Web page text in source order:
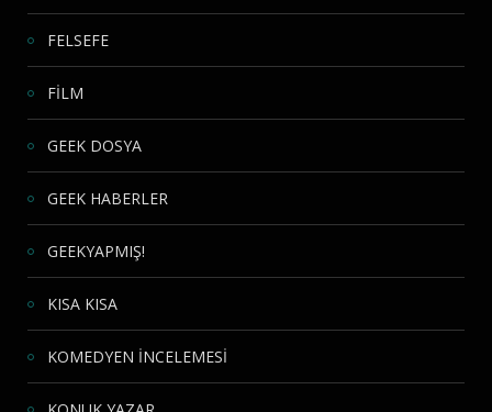
FELSEFE
FİLM
GEEK DOSYA
GEEK HABERLER
GEEKYAPMIŞ!
KISA KISA
KOMEDYEN İNCELEMESİ